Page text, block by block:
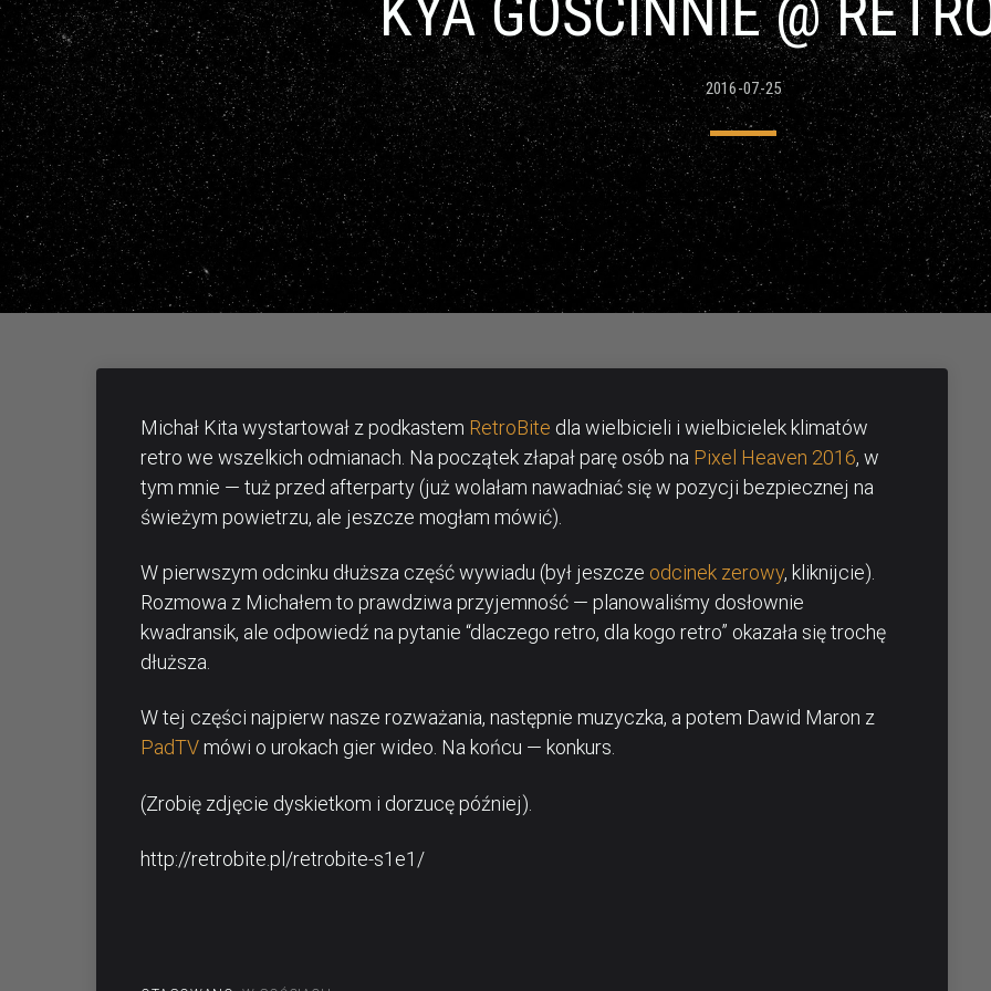
2016-07-25
Michał Kita wystartował z podkastem RetroBite dla wielbicieli i wielbicielek klimatów
retro we wszelkich odmianach. Na początek złapał parę osób na Pixel Heaven 2016, w
tym mnie — tuż przed afterparty (już wolałam nawadniać się w pozycji bezpiecznej na
świeżym powietrzu, ale jeszcze mogłam mówić).
W pierwszym odcinku dłuższa część wywiadu (był jeszcze odcinek zerowy, kliknijcie).
Rozmowa z Michałem to prawdziwa przyjemność — planowaliśmy dosłownie
kwadransik, ale odpowiedź na pytanie “dlaczego retro, dla kogo retro” okazała się trochę
dłuższa.
W tej części najpierw nasze rozważania, następnie muzyczka, a potem Dawid Maron z
PadTVmówi o urokach gier wideo. Na końcu — konkurs.
(Zrobię zdjęcie dyskietkom i dorzucę później).
http://retrobite.pl/retrobite-s1e1/